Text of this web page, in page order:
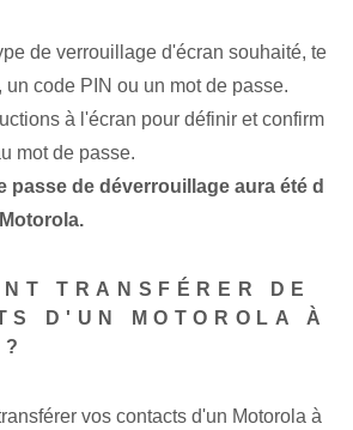
de verrouillage d'écran souhaité, te
un code PIN ou un mot de passe.
à l'écran pour définir et confirm
mot de passe.
passe de déverrouillage aura été d
TRANSFÉRER DE
D'UN MOTOROLA À
vos contacts d'un Motorola à